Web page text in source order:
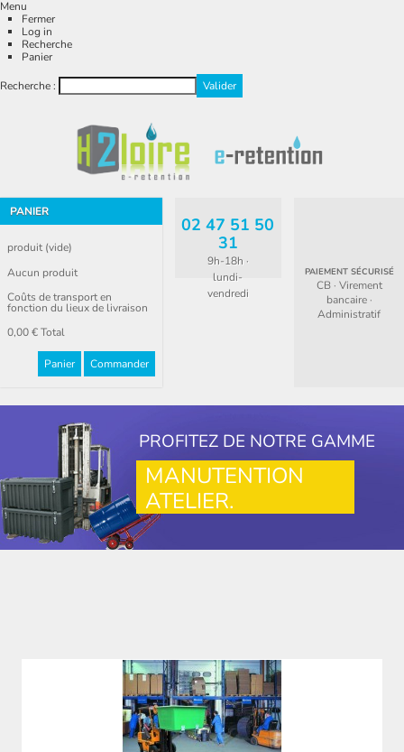
Menu
Fermer
Log in
Recherche
Panier
Recherche :
PANIER
produit (vide)
Aucun produit
Coûts de transport en
fonction du lieux de livraison
0,00 €Total
Panier Commander
02 47 51 50
31
9h-18h ·
lundi-
vendredi
PAIEMENT SÉCURISÉ
CB · Virement
bancaire ·
Administratif
PROFITEZ DE NOTRE GAMME
MANUTENTION
ATELIER.